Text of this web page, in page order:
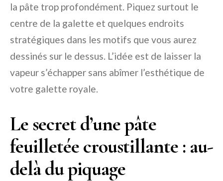
la pâte trop profondément. Piquez surtout le
centre de la galette et quelques endroits
stratégiques dans les motifs que vous aurez
dessinés sur le dessus. L’idée est de laisser la
vapeur s’échapper sans abîmer l’esthétique de
votre galette royale.
Le secret d’une pâte
feuilletée croustillante : au-
delà du piquage